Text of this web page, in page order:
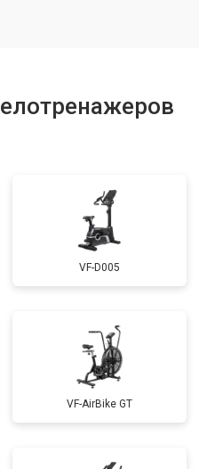
VF-D005
VF-AirBike GT